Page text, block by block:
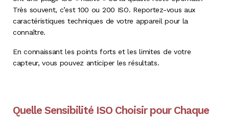
Très souvent, c’est 100 ou 200 ISO. Reportez-vous aux
caractéristiques techniques de votre appareil pour la
connaître.
En connaissant les points forts et les limites de votre
capteur, vous pouvez anticiper les résultats.
Quelle Sensibilité ISO Choisir pour Chaque